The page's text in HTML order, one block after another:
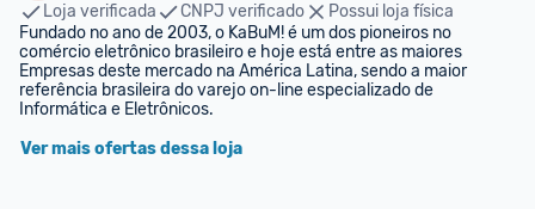
Loja verificada
CNPJ verificado
Possui loja física
Fundado no ano de 2003, o KaBuM! é um dos pioneiros no
comércio eletrônico brasileiro e hoje está entre as maiores
Empresas deste mercado na América Latina, sendo a maior
referência brasileira do varejo on-line especializado de
Informática e Eletrônicos.
Ver mais ofertas dessa loja